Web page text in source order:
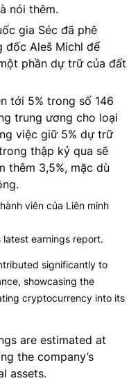
nói thêm.
gia Séc đã phê
đốc Aleš Michl để
phần dự trữ của đất
tới 5% trong số 146
trung ương cho loại
việc giữ 5% dự trữ
thập kỷ qua sẽ
thêm 3,5%, mặc dù
viên của Liên minh
earnings report.
significantly to
showcasing the
cryptocurrency into its
are estimated at
the company’s
assets.